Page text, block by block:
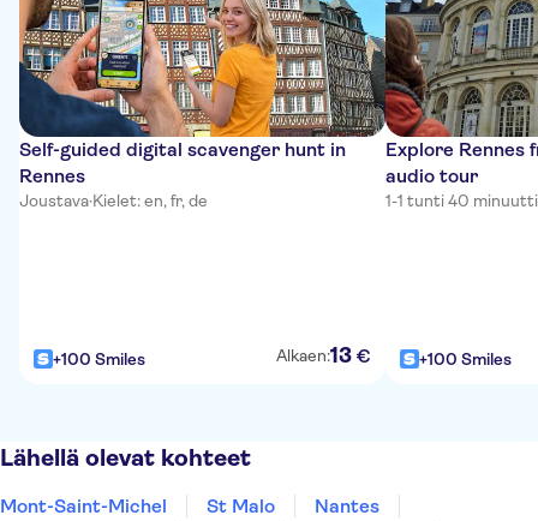
Self-guided digital scavenger hunt in
Rennes
Joustava·Kielet: en, fr, de
+100 Smiles Alkaen:13 €
Explore Rennes
audio tour
1-1 tunti 40
+100 Smiles
Lähellä olevat kohteet
Mont-Saint-Michel St Malo
Nantes